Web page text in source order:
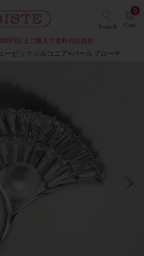
Search Cart
0
円以上ご購入で送料当社負担
ービックジルコニア×パールブローチ